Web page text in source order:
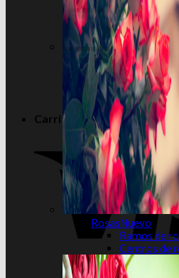
No hay productos en el
Volver a la tienda
Carrito
Rosas
Ramos de
Centros de